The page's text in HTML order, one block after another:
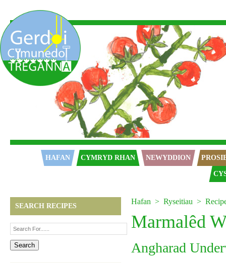
HAFAN CYMRYD RHAN NEWYDDION
SEARCH RECIPES
Hafan Ryseitiau
Marmalêd
Angharad